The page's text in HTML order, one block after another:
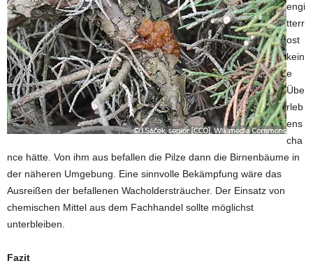
engi
tterr
ost
kein
e
Übe
rleb
ens
cha
nce hätte. Von ihm aus befallen die Pilze dann die Birnenbäume in
der näheren Umgebung. Eine sinnvolle Bekämpfung wäre das
Ausreißen der befallenen Wacholdersträucher. Der Einsatz von
chemischen Mittel aus dem Fachhandel sollte möglichst
unterbleiben.
Fazit